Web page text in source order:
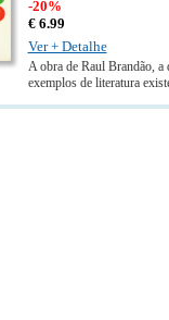
-20%
€ 6.99
Ver + Detalhe
A obra de Raul Brandão,
exemplos de literatura